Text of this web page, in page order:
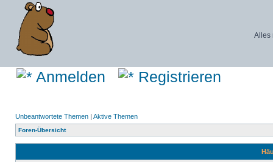
Alles
Anmelden Registrieren
Unbeantwortete Themen | Aktive Themen
Foren-Übersicht